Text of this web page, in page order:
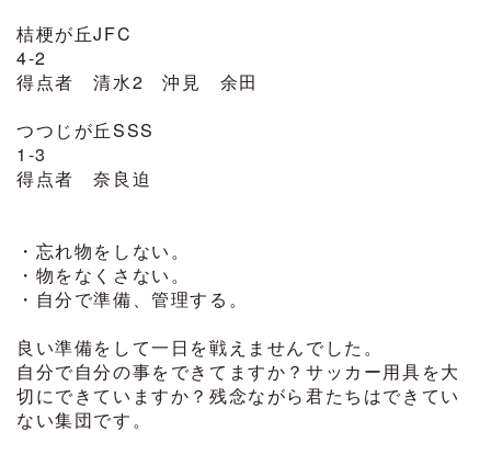
桔梗が丘JFC
4-2
得点者 清水2 沖見 余田
つつじが丘SSS
1-3
得点者 奈良迫
・忘れ物をしない。
・物をなくさない。
・自分で準備、管理する。
良い準備をして一日を戦えませんでした。
自分で自分の事をできてますか？サッカー用具を大
切にできていますか？残念ながら君たちはできてい
ない集団です。